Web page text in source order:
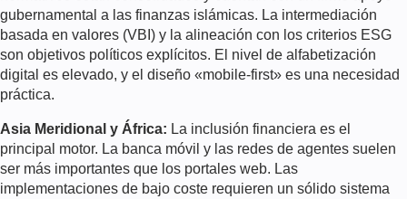
gubernamental a las finanzas islámicas. La intermediación
basada en valores (VBI) y la alineación con los criterios ESG
son objetivos políticos explícitos. El nivel de alfabetización
digital es elevado, y el diseño «mobile-first» es una necesidad
práctica.
Asia Meridional y África: La inclusión financiera es el
principal motor. La banca móvil y las redes de agentes suelen
ser más importantes que los portales web. Las
implementaciones de bajo coste requieren un sólido sistema